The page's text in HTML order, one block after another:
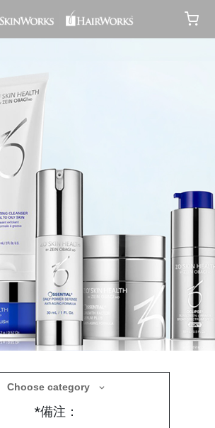
醫學美容產品
合適的醫學護理產品，使肌膚在修
Choose category
*備注：